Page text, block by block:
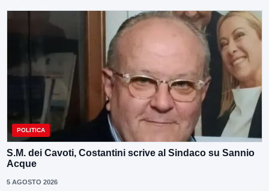
POLITICA
S.M. dei Cavoti, Costantini scrive al Sindaco su Sannio
Acque
5 AGOSTO 2026